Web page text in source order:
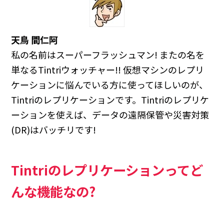
天鳥 間仁阿
私の名前はスーパーフラッシュマン! またの名を
単なるTintriウォッチャー!! 仮想マシンのレプリ
ケーションに悩んでいる方に使ってほしいのが、
Tintriのレプリケーションです。Tintriのレプリケ
ーションを使えば、データの遠隔保管や災害対策
(DR)はバッチリです!
Tintriのレプリケーションってど
んな機能なの?